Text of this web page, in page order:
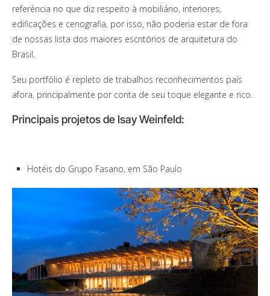
referência no que diz respeito à mobiliário, interiores,
edificações e cenografia, por isso, não poderia estar de fora
de nossas lista dos maiores escritórios de arquitetura do
Brasil.
Seu portfólio é repleto de trabalhos reconhecimentos país
afora, principalmente por conta de seu toque elegante e rico.
Principais projetos de Isay Weinfeld:
Hotéis do Grupo Fasano, em São Paulo